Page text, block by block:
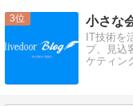
3 小さな
IT技術を
プ、見込
ケティン